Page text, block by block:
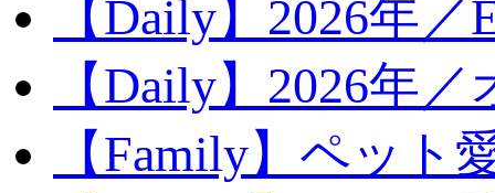
【Daily】2026年／
【Daily】2026年
【Family】ペット